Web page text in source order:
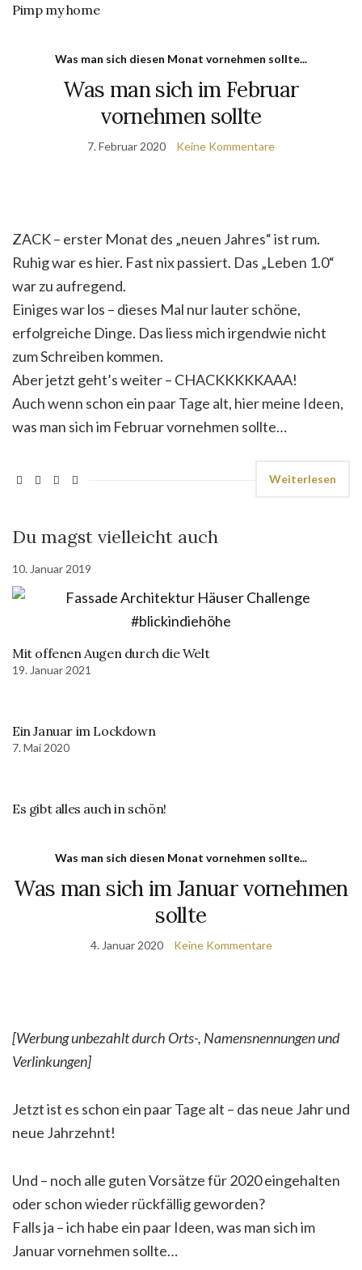
Pimp my home
Was man sich diesen Monat vornehmen sollte...
Was man sich im Februar
vornehmen sollte
7. Februar 2020 Keine Kommentare
ZACK – erster Monat des „neuen Jahres“ ist rum.
Ruhig war es hier. Fast nix passiert. Das „Leben 1.0“
war zu aufregend.
Einiges war los – dieses Mal nur lauter schöne,
erfolgreiche Dinge. Das liess mich irgendwie nicht
zum Schreiben kommen.
Aber jetzt geht’s weiter – CHACKKKKKAAA!
Auch wenn schon ein paar Tage alt, hier meine Ideen,
was man sich im Februar vornehmen sollte…
Weiterlesen
Du magst vielleicht auch
10. Januar 2019
Mit offenen Augen durch die Welt
19. Januar 2021
Ein Januar im Lockdown
7. Mai 2020
Es gibt alles auch in schön!
Was man sich diesen Monat vornehmen sollte...
Was man sich im Januar vornehmen
sollte
4. Januar 2020 Keine Kommentare
[Werbung unbezahlt durch Orts-, Namensnennungen und
Verlinkungen]
Jetzt ist es schon ein paar Tage alt – das neue Jahr und
neue Jahrzehnt!
Und – noch alle guten Vorsätze für 2020 eingehalten
oder schon wieder rückfällig geworden?
Falls ja – ich habe ein paar Ideen, was man sich im
Januar vornehmen sollte…